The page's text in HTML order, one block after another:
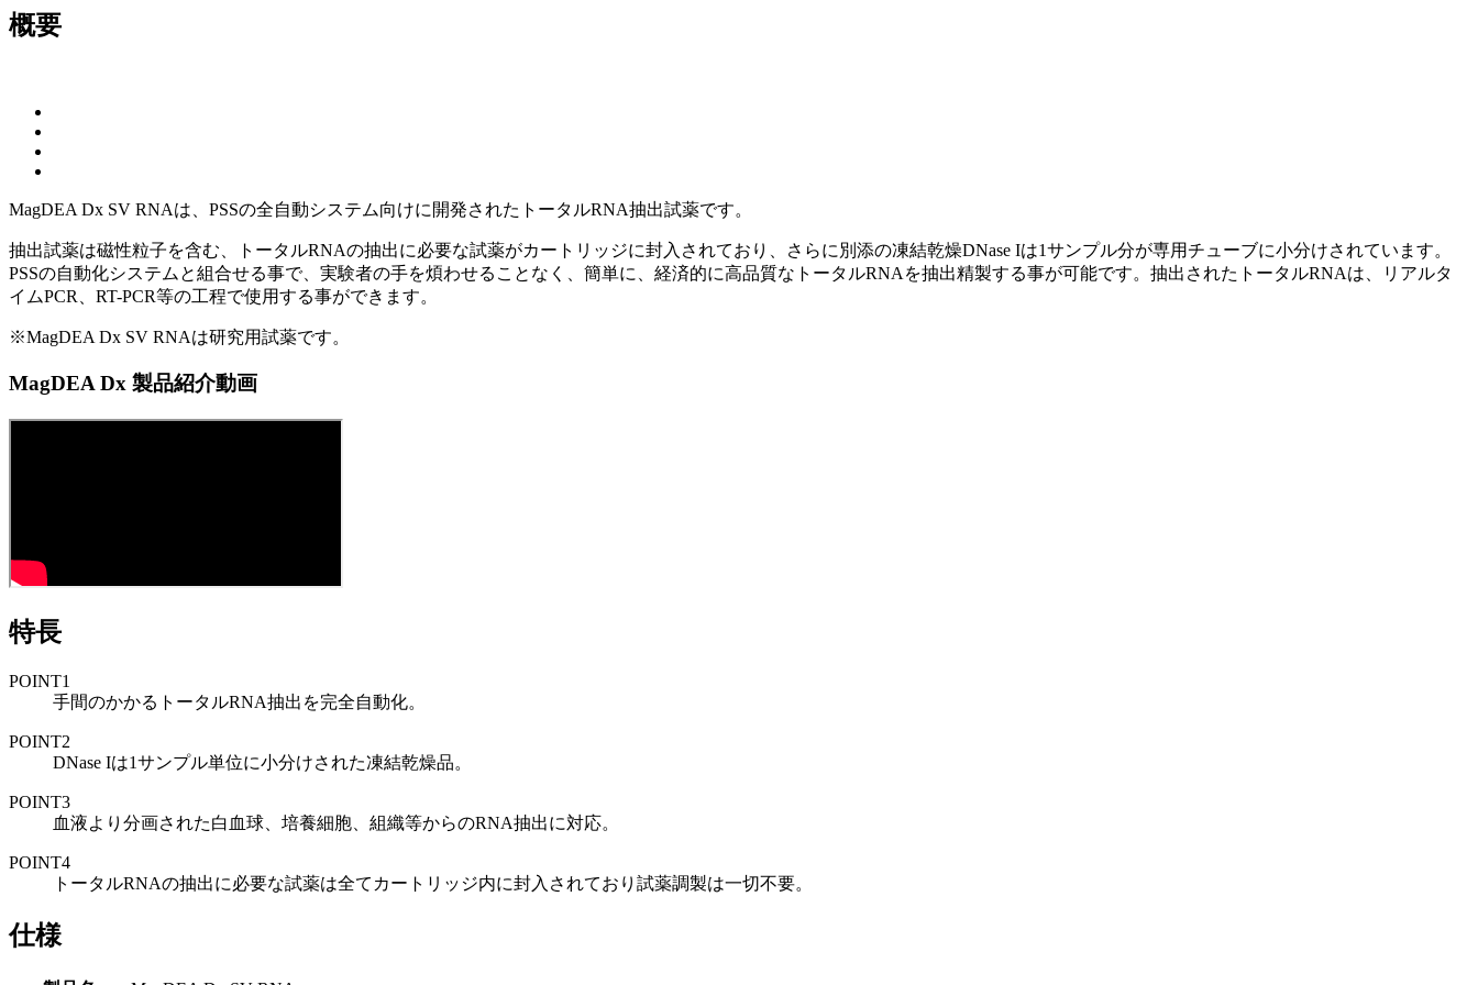
概要
MagDEA Dx SV RNAは、PSSの全自動システム向けに開発されたトータルRNA抽出試薬です。
抽出試薬は磁性粒子を含む、トータルRNAの抽出に必要な試薬がカートリッジに封入されており、さらに別添の凍結乾燥DNase Iは1サンプル分が専用チューブに小分けされています。
PSSの自動化システムと組合せる事で、実験者の手を煩わせることなく、簡単に、経済的に高品質なトータルRNAを抽出精製する事が可能です。抽出されたトータルRNAは、リアルタ
イムPCR、RT-PCR等の工程で使用する事ができます。
※MagDEA Dx SV RNAは研究用試薬です。
MagDEA Dx 製品紹介動画
特長
POINT1
手間のかかる トータルRNA抽出を完全自動化。
POINT2
DNase Iは1サンプル単位に小分けされた凍結乾燥品。
POINT3
血液より分画された白血球、培養細胞、組織等からのRNA抽出に対応。
POINT4
トータルRNAの抽出に必要な試薬は全てカートリッジ内に封入されており 試薬調製は一切不要。
仕様